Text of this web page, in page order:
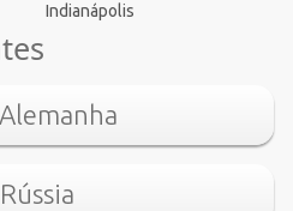
Indianápolis